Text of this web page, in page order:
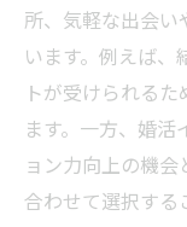
所、気軽な出会
います。例えば
トが受けられる
ます。一方、婚
ョン力向上の機
合わせて選択する